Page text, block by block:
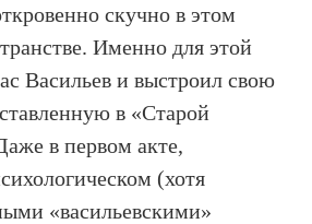
скучно в этом
Именно для этой
Васильев и выстроил свою
в «Старой
в первом акте,
(хотя
«васильевскими»